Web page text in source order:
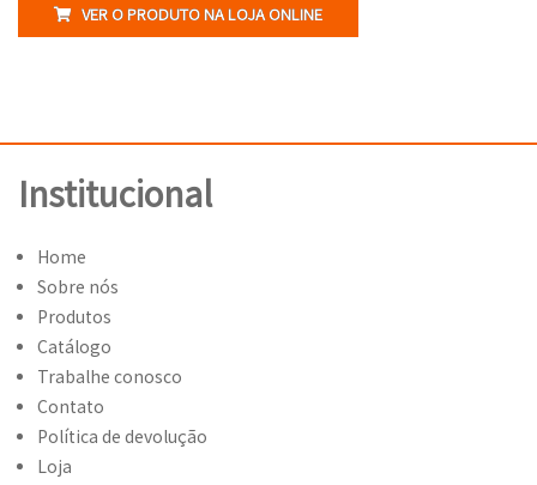
VER O PRODUTO NA LOJA ONLINE
Institucional
Home
Sobre nós
Produtos
Catálogo
Trabalhe conosco
Contato
Política de devolução
Loja